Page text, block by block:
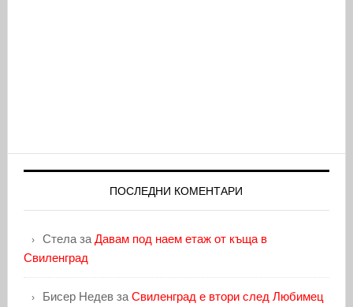
ПОСЛЕДНИ КОМЕНТАРИ
Стелаза Давам под наем етаж от къща в
Свиленград
Бисер Недевза Свиленград е втори след Любимец